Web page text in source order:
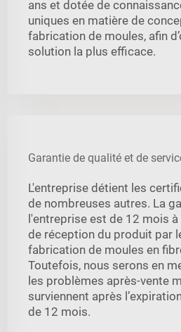
ans et dotée de
uniques en matière de
fabrication de moules, afin
solution la plus efficace.
Garantie de qualité et de
L'entreprise détient les
de nombreuses autres. La
l'entreprise est de 12 mois
de réception du produit par
fabrication de moules en
Toutefois, nous serons en
les problèmes après-vente
surviennent après
de 12 mois.